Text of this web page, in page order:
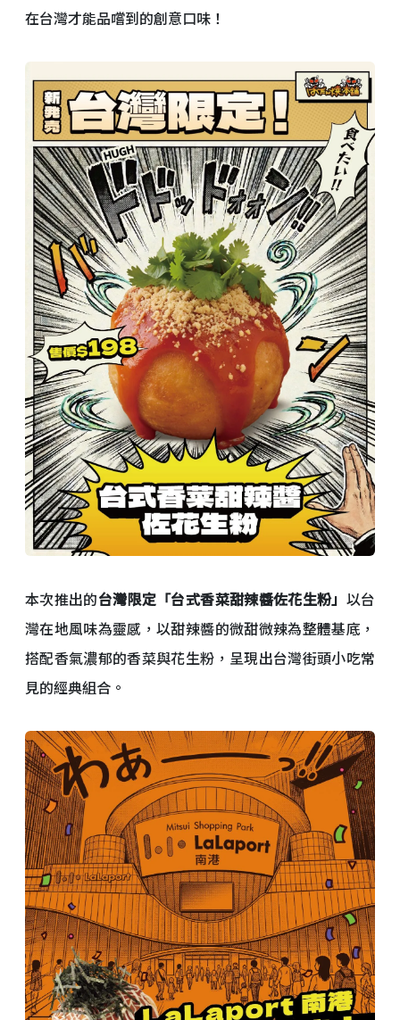
在台灣才能品嚐到的創意口味！
本次推出的台灣限定「台式香菜甜辣醬佐花生粉」 以台
灣在地風味為靈感，以甜辣醬的微甜微辣為整體基底，
搭配香氣濃郁的香菜與花生粉，呈現出台灣街頭小吃常
見的經典組合。